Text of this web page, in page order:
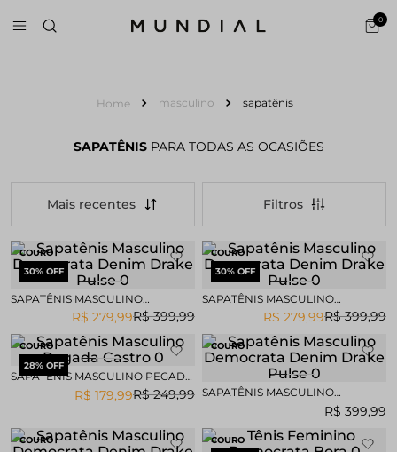
0
masculino sapatênis
SAPATÊNIS PARA TODAS AS OCASIÕES
Mais recentes
COURO
30% OFF
SAPATÊNIS MASCULINO
DEMOCRATA DENIM DRAKE
R$ 399,99
R$ 279,99
COURO
30% OFF
SAPATÊNIS MASCULINO
DEMOCRATA DENIM DRAKE
R$ 399,99
R$ 279,99
COURO
28% OFF
SAPATÊNIS MASCULINO PEGADA
R$ 249,99
R$ 179,99
COURO
SAPATÊNIS MASCULINO
DEMOCRATA DENIM DRAKE
R$ 399,99
COURO
COURO